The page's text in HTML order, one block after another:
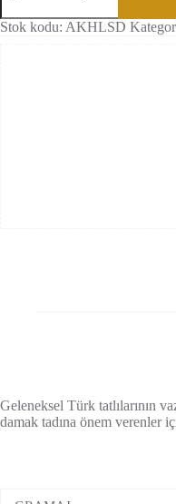
adet
Stok kodu: AKHLSD
Geleneksel Türk tatlılarının
damak tadına önem verenler